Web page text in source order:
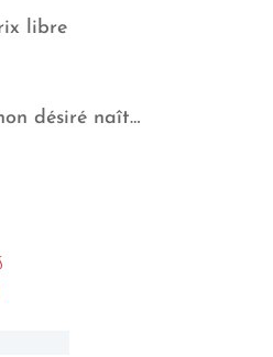
libre
désiré naît…